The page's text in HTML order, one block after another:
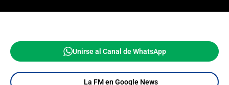
Unirse al Canal de WhatsApp
La FM en Google News